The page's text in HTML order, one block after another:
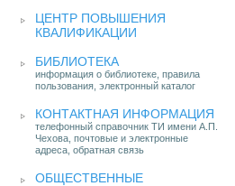
ЦЕНТР ПОВЫШЕНИЯ
КВАЛИФИКАЦИИ
БИБЛИОТЕКА
информация о библиотеке, правила
пользования, электронный каталог
КОНТАКТНАЯ ИНФОРМАЦИЯ
телефонный справочник ТИ имени А.П.
Чехова, почтовые и электронные
адреса, обратная связь
ОБЩЕСТВЕННЫЕ